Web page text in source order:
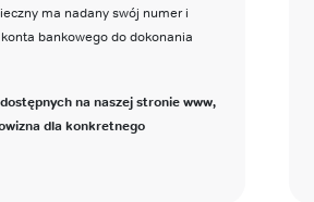
ma nadany swój numer i
bankowego do dokonania
na naszej stronie www,
dla konkretnego